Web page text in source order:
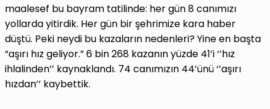
maalesef bu bayram tatilinde: her gün 8 canımızı
yollarda yitirdik. Her gün bir şehrimize kara haber
düştü. Peki neydi bu kazaların nedenleri? Yine en başta
“aşırı hız geliyor.” 6 bin 268 kazanın yüzde 41’i ‘’hız
ihlalinden’’ kaynaklandı. 74 canımızın 44’ünü ‘’aşırı
hızdan’’ kaybettik.